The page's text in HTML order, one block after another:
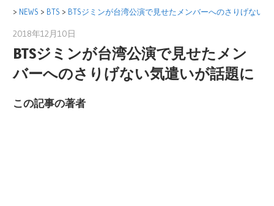
> NEWS > BTS > BTSジミンが台湾公演で見せたメンバーへのさりげない
2018年12月10日
BTSジミンが台湾公演で見せたメン
バーへのさりげない気遣いが話題に
この記事の著者